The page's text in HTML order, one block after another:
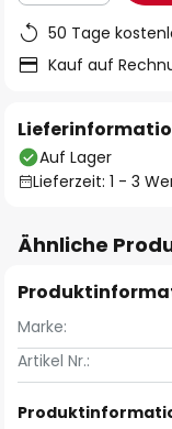
50 Tage
Kauf auf
Auf Lager
Lieferzeit: 1 - 3
Ähnliche
Marke:
Artikel Nr.: